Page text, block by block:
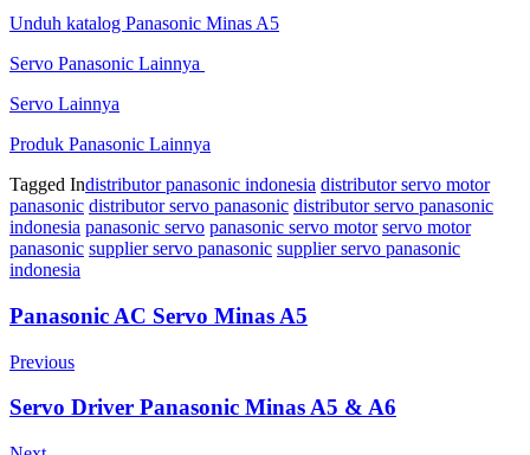
Unduh katalog Panasonic Minas A5
Servo Panasonic Lainnya
Servo Lainnya
Produk Panasonic Lainnya
Tagged Indistributor panasonic indonesia distributor servo motor
panasonic distributor servo panasonic distributor servo panasonic
indonesia panasonic servo panasonic servo motor servo motor
panasonic supplier servo panasonic supplier servo panasonic
indonesia
Post
Navigation
Panasonic AC Servo Minas A5
Previous
Servo Driver Panasonic Minas A5 & A6